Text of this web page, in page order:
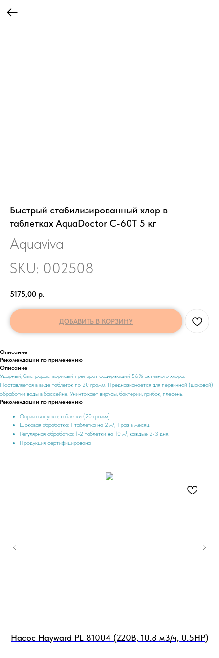
Быстрый стабилизированный хлор в
таблетках AquaDoctor C-60Т 5 кг
Aquaviva
SKU: 002508
5175,00 р.
ДОБАВИТЬ В КОРЗИНУ
Описание
Рекомендации по применению
Описание
Ударный, быстрорастворимый препарат содержащий 56% активного хлора.
Поставляется в виде таблеток по 20 грамм. Предназначается для первичной (шоковой)
обработки воды в бассейне. Уничтожает вирусы, бактерии, грибок, плесень.
Рекомендации по применению
Форма выпуска: таблетки (20 грамм)
Шоковая обработка: 1 таблетка на 2 м³, 1 раз в месяц.
Регулярная обработка: 1-2 таблетки на 10 м³, каждые 2-3 дня.
Продукция сертифицирована
Насос Hayward PL 81004 (220В, 10.8 м3/ч, 0.5HP)